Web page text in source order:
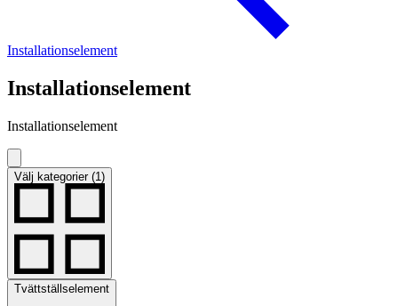
Installationselement
Installationselement
Installationselement
Välj kategorier (1)
Tvättställselement